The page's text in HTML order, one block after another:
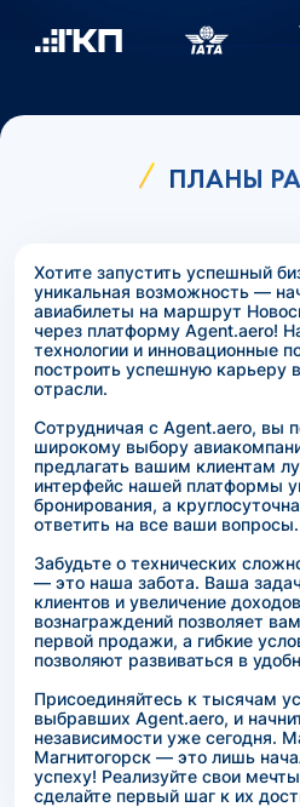
ПЛАНЫ
Хотите запустить успешный
уникальная возможность —
авиабилеты на маршрут
через платформу Agent.aero!
технологии и инновационные
построить успешную карьеру
отрасли.
Сотрудничая с Agent.aero, вы
широкому выбору
предлагать вашим клиентам
интерфейс нашей платформы
бронирования, а
ответить на все ваши вопросы.
Забудьте о технических
— это наша забота. Ваша
клиентов и увеличение
вознаграждений позволяет
первой продажи, а гибкие
позволяют развиваться в
Присоединяйтесь к тысячам
выбравших Agent.aero, и
независимости уже сегодня.
Магнитогорск — это лишь
успеху! Реализуйте свои
сделайте первый шаг к их